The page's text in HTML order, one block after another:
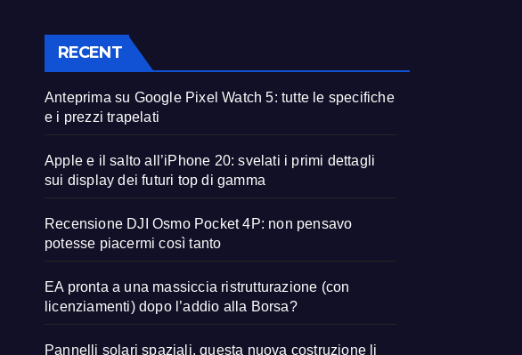
RECENT
Anteprima su Google Pixel Watch 5: tutte le specifiche
e i prezzi trapelati
Apple e il salto all’iPhone 20: svelati i primi dettagli
sui display dei futuri top di gamma
Recensione DJI Osmo Pocket 4P: non pensavo
potesse piacermi così tanto
EA pronta a una massiccia ristrutturazione (con
licenziamenti) dopo l’addio alla Borsa?
Pannelli solari spaziali, questa nuova costruzione li